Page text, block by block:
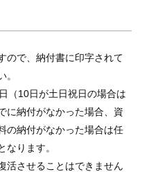
ので、納付書に印字されて
（10日が土日祝日の場合は
に納付がなかった場合、資
の納付がなかった場合は任
ります。
活させることはできません